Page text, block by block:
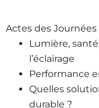
Actes des
Lumière,
l’éclairage
Performance
Quelles
durable ?